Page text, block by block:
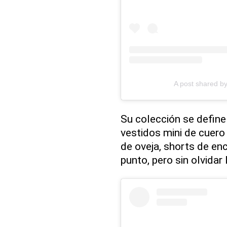
A post shared
Su colección se
vestidos mini de
de oveja, shorts de
punto, pero sin